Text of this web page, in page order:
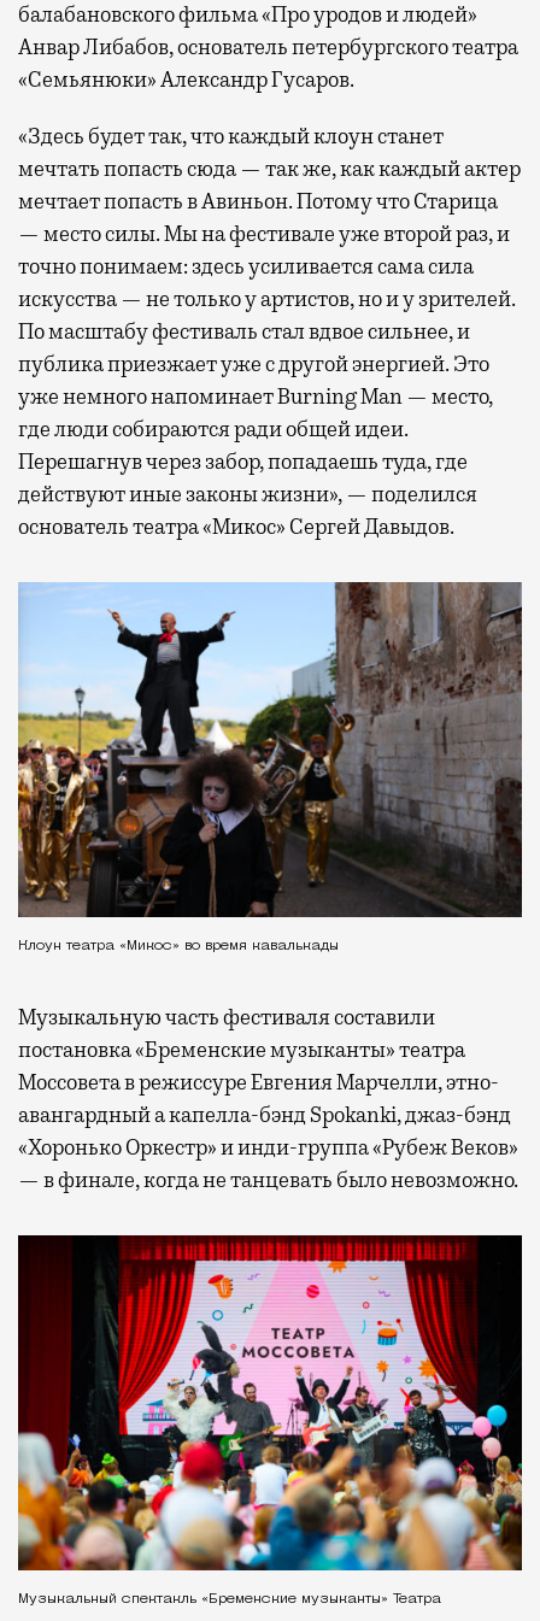
балабановского фильма «Про уродов и людей»
Анвар Либабов, основатель петербургского театра
«Семьянюки» Александр Гусаров.
«Здесь будет так, что каждый клоун станет
мечтать попасть сюда — так же, как каждый актер
мечтает попасть в Авиньон. Потому что Старица
— место силы. Мы на фестивале уже второй раз, и
точно понимаем: здесь усиливается сама сила
искусства — не только у артистов, но и у зрителей.
По масштабу фестиваль стал вдвое сильнее, и
публика приезжает уже с другой энергией. Это
уже немного напоминает Burning Man — место,
где люди собираются ради общей идеи.
Перешагнув через забор, попадаешь туда, где
действуют иные законы жизни», — поделился
основатель театра «Микос» Сергей Давыдов.
Клоун театра «Микос» во время кавалькады
Музыкальную часть фестиваля составили
постановка «Бременские музыканты» театра
Моссовета в режиссуре Евгения Марчелли, этно-
авангардный а капелла-бэнд Spokanki, джаз-бэнд
«Хоронько Оркестр» и инди-группа «Рубеж Веков»
— в финале, когда не танцевать было невозможно.
Музыкальный спектакль «Бременские музыканты» Театра